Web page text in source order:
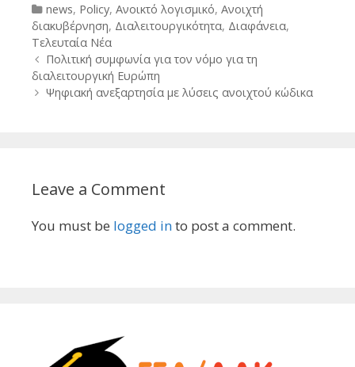
Categories
news, Policy, Ανοικτό λογισμικό, Ανοιχτή
διακυβέρνηση, Διαλειτουργικότητα, Διαφάνεια,
Τελευταία Νέα
Post
navigation
Πολιτική συμφωνία για τον νόμο για τη
διαλειτουργική Ευρώπη
Ψηφιακή ανεξαρτησία με λύσεις ανοιχτού κώδικα
Leave a Comment
You must be logged into post a comment.